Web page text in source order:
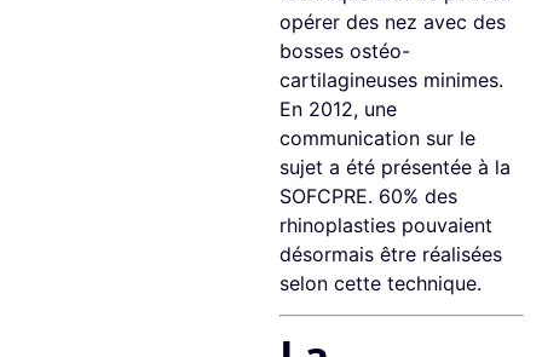
opérer des nez avec des
bosses ostéo-
cartilagineuses minimes.
En 2012, une
communication sur le
sujet a été présentée à la
SOFCPRE. 60% des
rhinoplasties pouvaient
désormais être réalisées
selon cette technique.